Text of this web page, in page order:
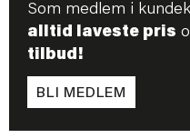
Som medlem i
alltid laveste pris
tilbud!
BLI MEDLEM